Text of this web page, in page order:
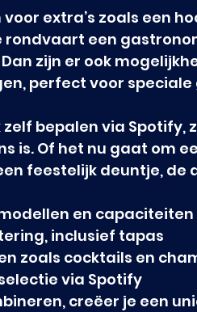
voor extra’s zoals een
rondvaart een
zijn er ook
perfect voor
bepalen via Spotify,
is. Of het nu gaat om
feestelijk deuntje, de
en capaciteiten
inclusief tapas
zoals cocktails en
via Spotify
creëer je een